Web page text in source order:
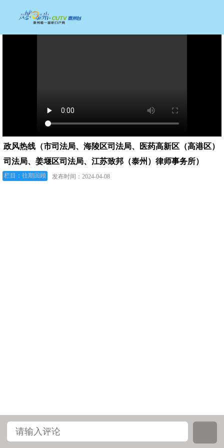
政风热线（市司法局、海陵区司法局、医药高新区（高港区）
司法局、姜堰区司法局、江苏致邦（泰州）律师事务所）
栏目：往期回顾 发布时间：2024-04-08